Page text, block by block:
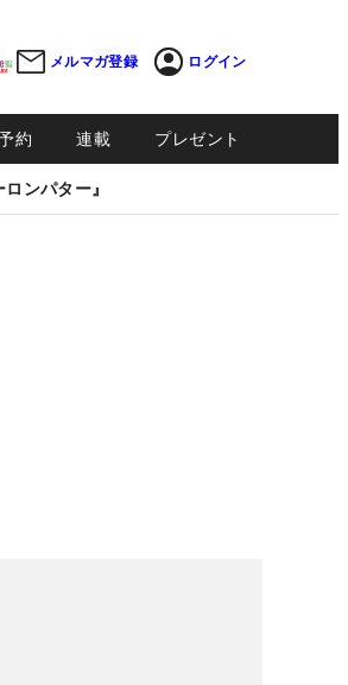
メルマガ登録 ログイン
約 連載 プレゼント
ンパター』